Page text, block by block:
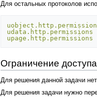
Для остальных протоколов
udata.http.permissions
upage.http.permissions
Ограничение
Для решения данной задачи
Для решения задачи нужно